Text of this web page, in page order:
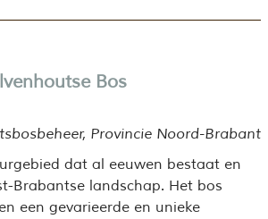
Bos
Provincie Noord-Brabant
dat al eeuwen bestaat en
Brabantse landschap. Het bos
een gevarieerde en unieke